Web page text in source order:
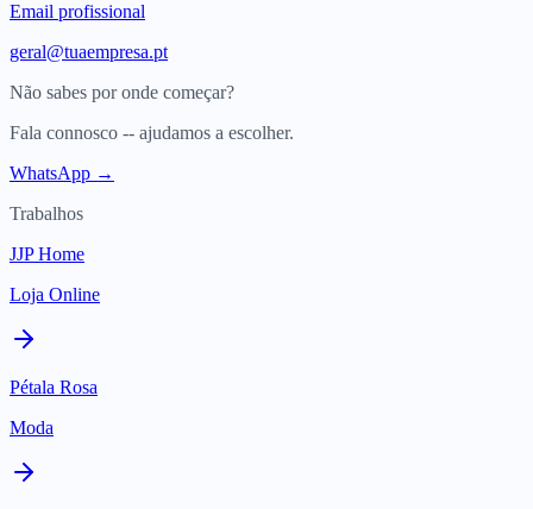
Email profissional
geral@tuaempresa.pt
Não sabes por onde começar?
Fala connosco -- ajudamos a escolher.
WhatsApp →
Trabalhos
JJP Home
Loja Online
Pétala Rosa
Moda